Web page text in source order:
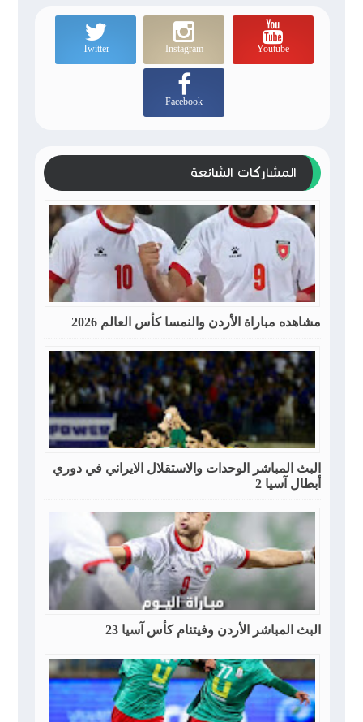
Youtube
Instagram
Twitter
Facebook
المشاركات الشائعة
مشاهده مباراة الأردن والنمسا كأس العالم 2026
البث المباشر الوحدات والاستقلال الايراني في دوري
أبطال آسيا 2
البث المباشر الأردن وفيتنام كأس آسيا 23